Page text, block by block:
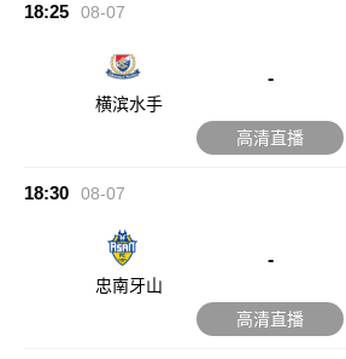
18:25 08-07
横滨水手
-
高清直播
18:30 08-07
忠南牙山
-
高清直播